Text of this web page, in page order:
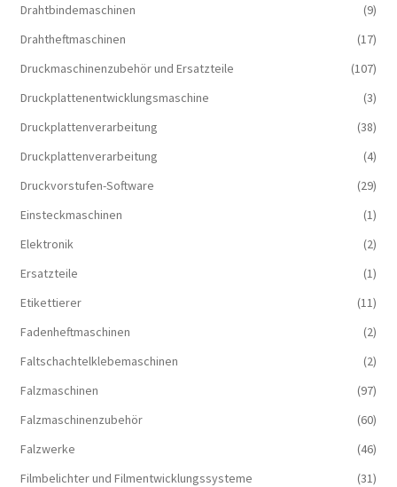
Drahtbindemaschinen
(9)
Drahtheftmaschinen
(17)
Druckmaschinenzubehör und Ersatzteile
(107)
Druckplattenentwicklungsmaschine
(3)
Druckplattenverarbeitung
(38)
Druckplattenverarbeitung
(4)
Druckvorstufen-Software
(29)
Einsteckmaschinen
(1)
Elektronik
(2)
Ersatzteile
(1)
Etikettierer
(11)
Fadenheftmaschinen
(2)
Faltschachtelklebemaschinen
(2)
Falzmaschinen
(97)
Falzmaschinenzubehör
(60)
Falzwerke
(46)
Filmbelichter und Filmentwicklungssysteme
(31)